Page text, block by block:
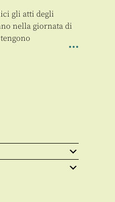
gli atti degli
nella giornata di